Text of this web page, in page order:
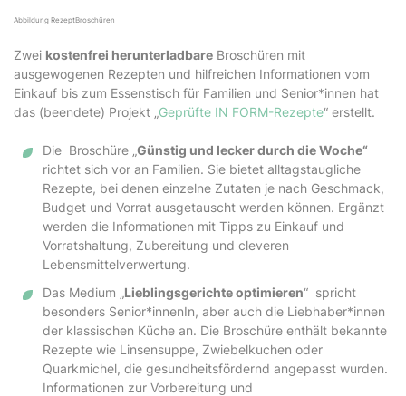
Abbildung RezeptBroschüren
Zwei kostenfrei herunterladbare Broschüren mit
ausgewogenen Rezepten und hilfreichen Informationen vom
Einkauf bis zum Essenstisch für Familien und Senior*innen hat
das (beendete) Projekt „ Geprüfte IN FORM-Rezepte“ erstellt.
Die Broschüre „Günstig und lecker durch die Woche“
richtet sich vor an Familien. Sie bietet alltagstaugliche
Rezepte, bei denen einzelne Zutaten je nach Geschmack,
Budget und Vorrat ausgetauscht werden können. Ergänzt
werden die Informationen mit Tipps zu Einkauf und
Vorratshaltung, Zubereitung und cleveren
Lebensmittelverwertung.
Das Medium „ Lieblingsgerichte optimieren“ spricht
besonders Senior*innenIn, aber auch die Liebhaber*innen
der klassischen Küche an. Die Broschüre enthält bekannte
Rezepte wie Linsensuppe, Zwiebelkuchen oder
Quarkmichel, die gesundheitsfördernd angepasst wurden.
Informationen zur Vorbereitung und